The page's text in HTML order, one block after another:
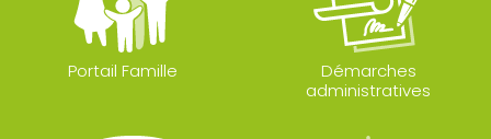
Portail Famille
Démarches
administratives